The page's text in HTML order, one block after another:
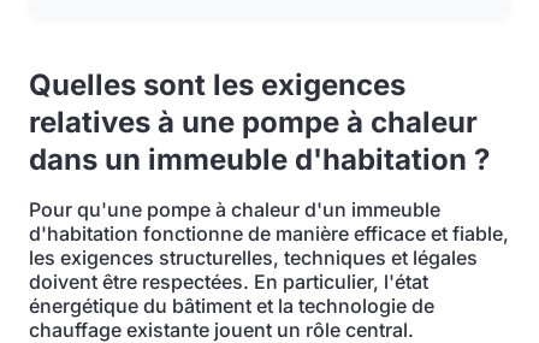
Quelles sont les exigences
relatives à une pompe à chaleur
dans un immeuble d'habitation ?
Pour qu'une pompe à chaleur d'un immeuble
d'habitation fonctionne de manière efficace et fiable,
les exigences structurelles, techniques et légales
doivent être respectées. En particulier, l'état
énergétique du bâtiment et la technologie de
chauffage existante jouent un rôle central.